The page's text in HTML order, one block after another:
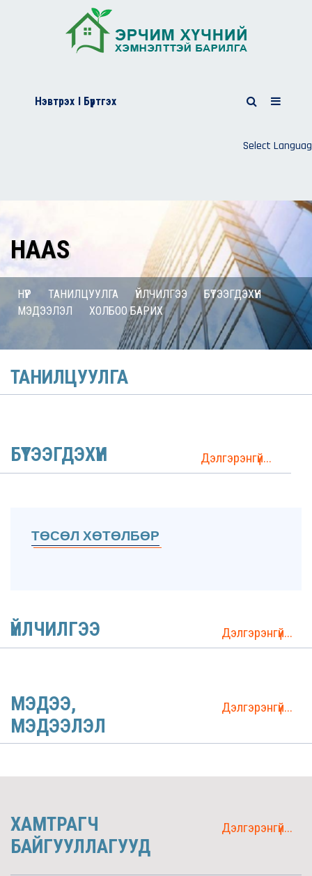
Нэвтрэх I Бүртгэх
Select
HAAS
НҮҮР ТАНИЛЦУУЛГА ҮЙЛЧИЛГЭЭ
БҮТЭЭГДЭХҮҮН
МЭДЭЭЛЭЛ
ХОЛБОО БАРИХ
ТАНИЛЦУУЛГА
БҮТЭЭГДЭХҮҮН Дэлгэрэнгүй...
ТӨСӨЛ ХӨТӨЛБӨР
ҮЙЛЧИЛГЭЭ Дэлгэрэнгүй...
МЭДЭЭ,
МЭДЭЭЛЭЛ
Дэлгэрэнгүй...
ХАМТРАГЧ
БАЙГУУЛЛАГУУД
Дэлгэрэнгүй...